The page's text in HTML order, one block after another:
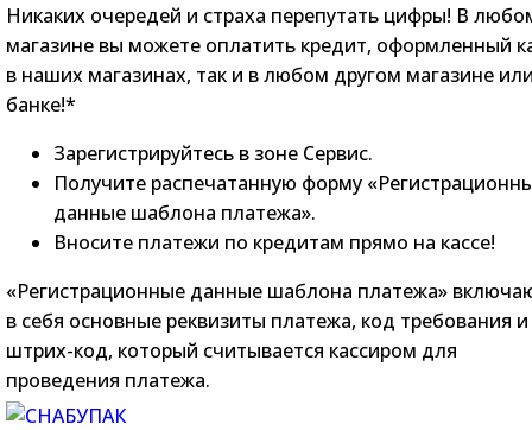
Никаких очередей и страха перепутать цифры! В
магазине вы можете оплатить кредит, оформленный
в наших магазинах, так и в любом другом магазине
банке!*
Зарегистрируйтесь в зоне Сервис.
Получите распечатанную форму
данные шаблона платежа».
Вносите платежи по кредитам прямо на кассе!
«Регистрационные данные шаблона платежа»
в себя основные реквизиты платежа, код требования и
штрих-код, который считывается кассиром для
проведения платежа.